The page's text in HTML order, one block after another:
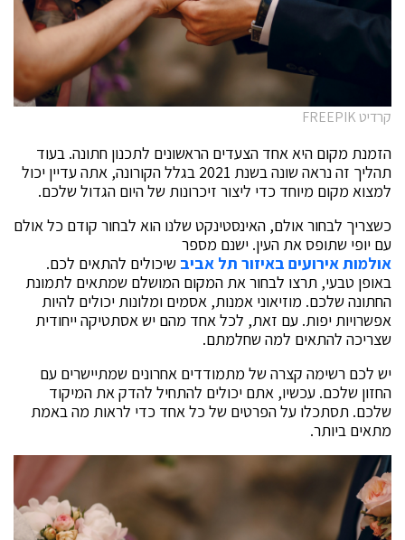
קרדיט FREEPIK
הזמנת מקום היא אחד הצעדים הראשונים לתכנון חתונה. בעוד
תהליך זה נראה שונה בשנת 2021 בגלל הקורונה, אתה עדיין יכול
למצוא מקום מיוחד כדי ליצור זיכרונות של היום הגדול שלכם.
כשצריך לבחור אולם, האינסטינקט שלנו הוא לבחור קודם כל אולם
עם יופי שתופס את העין. ישנם מספר
אולמות אירועים באיזור תל אביב שיכולים להתאים לכם.
באופן טבעי, תרצו לבחור את המקום המושלם שמתאים לתמונת
החתונה שלכם. מוזיאוני אמנות, אסמים ומלונות יכולים להיות
אפשרויות יפות. עם זאת, לכל אחד מהם יש אסתטיקה ייחודית
שצריכה להתאים למה שחלמתם.
יש לכם רשימה קצרה של מתמודדים אחרונים שמתיישרים עם
החזון שלכם. עכשיו, אתם יכולים להתחיל להדק את המיקוד
שלכם. תסתכלו על הפרטים של כל אחד כדי לראות מה באמת
מתאים ביותר.